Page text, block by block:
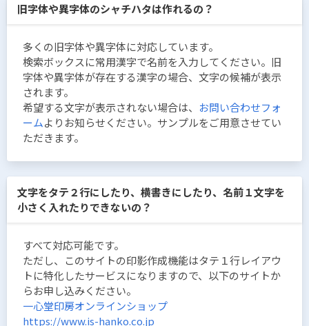
旧字体や異字体のシャチハタは作れるの？
多くの旧字体や異字体に対応しています。
検索ボックスに常用漢字で名前を入力してください。旧
字体や異字体が存在する漢字の場合、文字の候補が表示
されます。
希望する文字が表示されない場合は、 お問い合わせフォ
ームよりお知らせください。サンプルをご用意させてい
ただきます。
文字をタテ２行にしたり、横書きにしたり、名前１文字を
小さく入れたりできないの？
すべて対応可能です。
ただし、このサイトの印影作成機能はタテ１行レイアウ
トに特化したサービスになりますので、以下のサイトか
らお申し込みください。
一心堂印房オンラインショップ
https://www.is-hanko.co.jp